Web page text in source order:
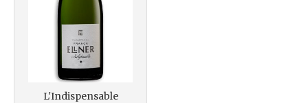
L'Indispensable